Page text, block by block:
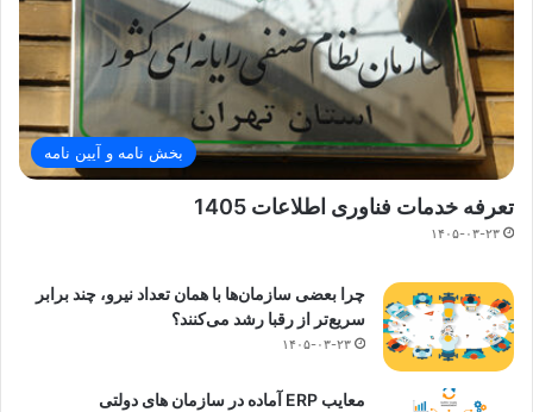
بخش نامه و آیین نامه
تعرفه خدمات فناوری اطلاعات 1405
۱۴۰۵-۰۳-۲۳
چرا بعضی سازمان‌ها با همان تعداد نیرو، چند برابر
سریع‌تر از رقبا رشد می‌کنند؟
۱۴۰۵-۰۳-۲۳
معایب ERP آماده در سازمان های دولتی